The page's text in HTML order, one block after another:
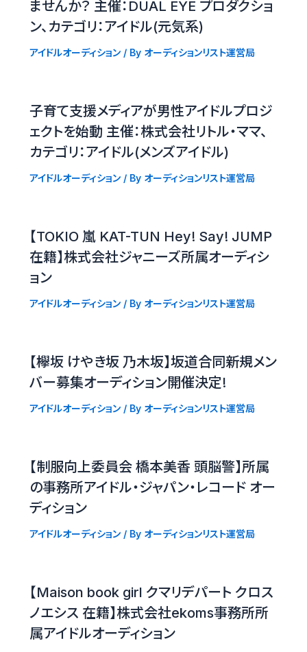
ませんか？ 主催：DUAL EYE プロダクショ
ン、カテゴリ：アイドル(元気系)
アイドルオーディション/ By オーディションリスト運営局
子育て支援メディアが男性アイドルプロジ
ェクトを始動 主催：株式会社リトル・ママ、
カテゴリ：アイドル(メンズアイドル)
アイドルオーディション/ By オーディションリスト運営局
【TOKIO 嵐 KAT-TUN Hey! Say! JUMP
在籍】株式会社ジャニーズ所属オーディシ
ョン
アイドルオーディション/ By オーディションリスト運営局
【欅坂 けやき坂 乃木坂】坂道合同新規メン
バー募集オーディション開催決定!
アイドルオーディション/ By オーディションリスト運営局
【制服向上委員会 橋本美香 頭脳警】所属
の事務所アイドル・ジャパン・レコード オー
ディション
アイドルオーディション/ By オーディションリスト運営局
【Maison book girl クマリデパート クロス
ノエシス 在籍】株式会社ekoms事務所所
属アイドルオーディション